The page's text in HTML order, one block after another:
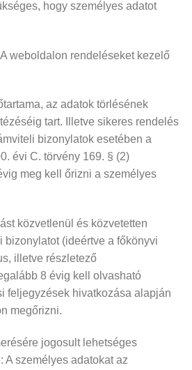
hogy személyes adatot
weboldalon rendeléseket kezelő
az adatok törlésének
tart. Illetve sikeres rendelés
bizonylatok esetében a
évi C. törvény 169. § (2)
meg kell őrizni a személyes
közvetlenül és közvetetten
bizonylatot (ideértve a főkönyvi
illetve részletező
8 évig kell olvasható
feljegyzések hivatkozása alapján
megőrizni.
jogosult lehetséges
A személyes adatokat az